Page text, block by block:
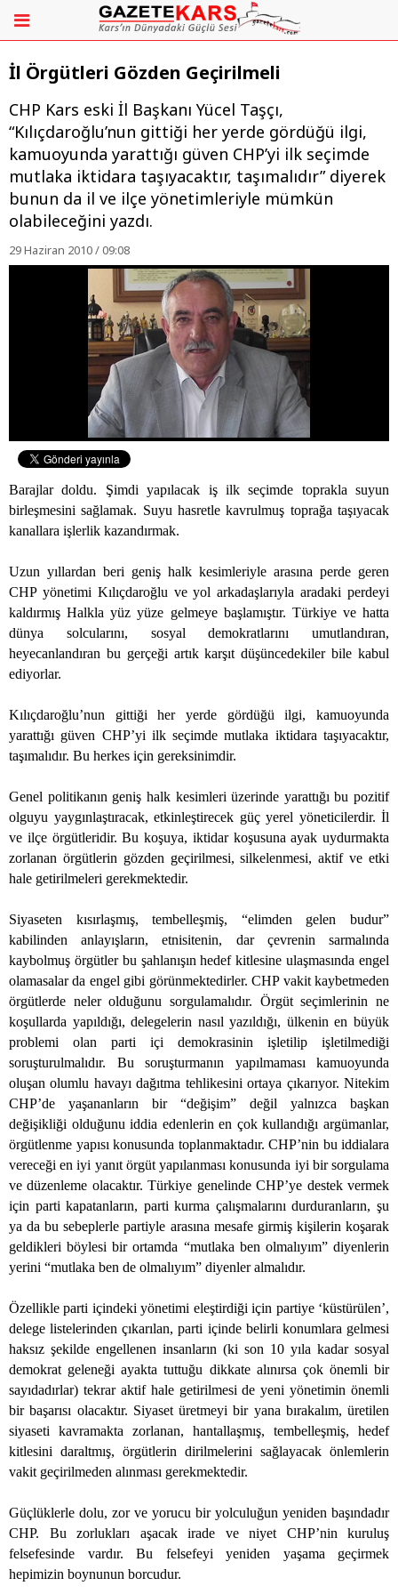
İl Örgütleri Gözden Geçirilmeli
CHP Kars eski İl Başkanı Yücel Taşçı,
“Kılıçdaroğlu’nun gittiği her yerde gördüğü ilgi,
kamuoyunda yarattığı güven CHP’yi ilk seçimde
mutlaka iktidara taşıyacaktır, taşımalıdır” diyerek
bunun da il ve ilçe yönetimleriyle mümkün
olabileceğini yazdı.
29 Haziran 2010 / 09:08
Barajlar doldu. Şimdi yapılacak iş ilk seçimde toprakla suyun
birleşmesini sağlamak. Suyu hasretle kavrulmuş toprağa taşıyacak
kanallara işlerlik kazandırmak.
Uzun yıllardan beri geniş halk kesimleriyle arasına perde geren
CHP yönetimi Kılıçdaroğlu ve yol arkadaşlarıyla aradaki perdeyi
kaldırmış Halkla yüz yüze gelmeye başlamıştır. Türkiye ve hatta
dünya solcularını, sosyal demokratlarını umutlandıran,
heyecanlandıran bu gerçeği artık karşıt düşüncedekiler bile kabul
ediyorlar.
Kılıçdaroğlu’nun gittiği her yerde gördüğü ilgi, kamuoyunda
yarattığı güven CHP’yi ilk seçimde mutlaka iktidara taşıyacaktır,
taşımalıdır. Bu herkes için gereksinimdir.
Genel politikanın geniş halk kesimleri üzerinde yarattığı bu pozitif
olguyu yaygınlaştıracak, etkinleştirecek güç yerel yöneticilerdir. İl
ve ilçe örgütleridir. Bu koşuya, iktidar koşusuna ayak uydurmakta
zorlanan örgütlerin gözden geçirilmesi, silkelenmesi, aktif ve etki
hale getirilmeleri gerekmektedir.
Siyaseten kısırlaşmış, tembelleşmiş, “elimden gelen budur”
kabilinden anlayışların, etnisitenin, dar çevrenin sarmalında
kaybolmuş örgütler bu şahlanışın hedef kitlesine ulaşmasında engel
olamasalar da engel gibi görünmektedirler. CHP vakit kaybetmeden
örgütlerde neler olduğunu sorgulamalıdır. Örgüt seçimlerinin ne
koşullarda yapıldığı, delegelerin nasıl yazıldığı, ülkenin en büyük
problemi olan parti içi demokrasinin işletilip işletilmediği
soruşturulmalıdır. Bu soruşturmanın yapılmaması kamuoyunda
oluşan olumlu havayı dağıtma tehlikesini ortaya çıkarıyor. Nitekim
CHP’de yaşananların bir “değişim” değil yalnızca başkan
değişikliği olduğunu iddia edenlerin en çok kullandığı argümanlar,
örgütlenme yapısı konusunda toplanmaktadır. CHP’nin bu iddialara
vereceği en iyi yanıt örgüt yapılanması konusunda iyi bir sorgulama
ve düzenleme olacaktır. Türkiye genelinde CHP’ye destek vermek
için parti kapatanların, parti kurma çalışmalarını durduranların, şu
ya da bu sebeplerle partiyle arasına mesafe girmiş kişilerin koşarak
geldikleri böylesi bir ortamda “mutlaka ben olmalıyım” diyenlerin
yerini “mutlaka ben de olmalıyım” diyenler almalıdır.
Özellikle parti içindeki yönetimi eleştirdiği için partiye ‘küstürülen’,
delege listelerinden çıkarılan, parti içinde belirli konumlara gelmesi
haksız şekilde engellenen insanların (ki son 10 yıla kadar sosyal
demokrat geleneği ayakta tuttuğu dikkate alınırsa çok önemli bir
sayıdadırlar) tekrar aktif hale getirilmesi de yeni yönetimin önemli
bir başarısı olacaktır. Siyaset üretmeyi bir yana bırakalım, üretilen
siyaseti kavramakta zorlanan, hantallaşmış, tembelleşmiş, hedef
kitlesini daraltmış, örgütlerin dirilmelerini sağlayacak önlemlerin
vakit geçirilmeden alınması gerekmektedir.
Güçlüklerle dolu, zor ve yorucu bir yolculuğun yeniden başındadır
CHP. Bu zorlukları aşacak irade ve niyet CHP’nin kuruluş
felsefesinde vardır. Bu felsefeyi yeniden yaşama geçirmek
hepimizin boynunun borcudur.